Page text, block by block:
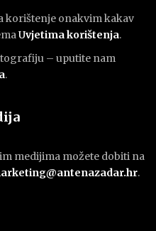
korištenje onakvim kakav
Uvjetima korištenja.
– uputite nam
.
medijima možete dobiti na
.